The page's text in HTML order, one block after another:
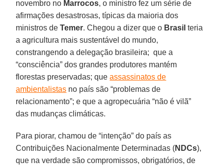
novembro no Marrocos, o ministro fez um série de
afirmações desastrosas, típicas da maioria dos
ministros deTemer. Chegou a dizer que o Brasil teria
a agricultura mais sustentável do mundo,
constrangendo a delegação brasileira; que a
“consciência” dos grandes produtores mantém
florestas preservadas; queassassinatos de
ambientalistas no país são “problemas de
relacionamento”; e que a agropecuária “não é vilã”
das mudanças climáticas.
Para piorar, chamou de “intenção” do país as
Contribuições Nacionalmente Determinadas (NDCs),
que na verdade são compromissos, obrigatórios, de